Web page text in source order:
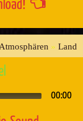
Atmosphären » Land
00:00